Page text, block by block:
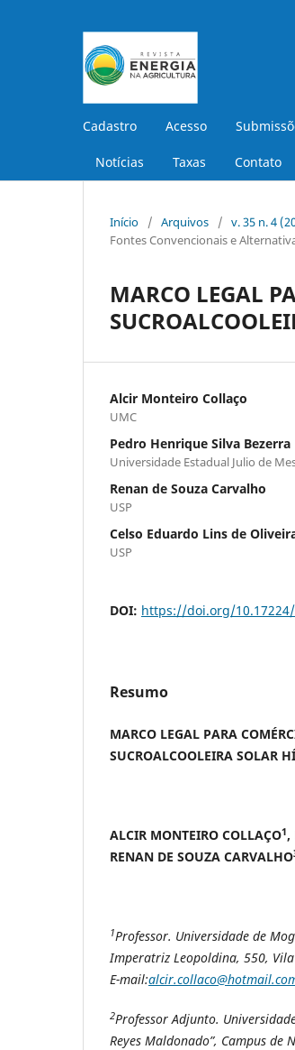
Cadastro Acesso
Notícias Taxas Contato
Início / Arquivos / v. 35 n. 4
Fontes Convencionais e
MARCO LEGAL
Alcir Monteiro Collaço
UMC
Pedro Henrique Silva Bezerra
Universidade Estadual Julio de
Renan de Souza Carvalho
USP
Celso Eduardo Lins de
USP
DOI: https://doi.org/
Resumo
MARCO LEGAL PARA
SUCROALCOOLEIRA SOLAR
ALCIR MONTEIRO COLLAÇO1,
RENAN DE SOUZA CARVALHO
1Professor. Universidade de
Imperatriz Leopoldina, 550,
E-mail:
2Professor Adjunto.
Reyes Maldonado”, Campus de